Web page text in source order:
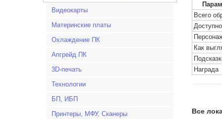
Видеокарты
Материнские платы
Охлаждение ПК
Апгрейд ПК
3D-печать
Технологии
БП, ИБП
Принтеры, МФУ, Сканеры
Всего
Как
Награда
Все